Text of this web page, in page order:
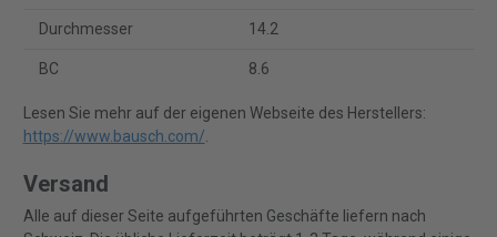
Durchmesser 14.2
BC 8.6
Lesen Sie mehr auf der eigenen Webseite des Herstellers:
https://www.bausch.com/.
Versand
Alle auf dieser Seite aufgeführten Geschäfte liefern nach